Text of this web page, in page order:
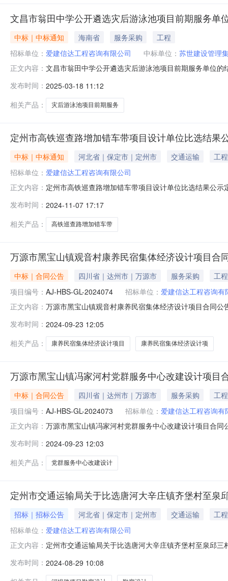
文昌市翁田中学公开遴选灾后游泳池项目前期服务单
中标｜中标通知 海南省 服务采购
工程
招标单位： 爱建信达工程咨询有限公司 中标单位： 苏世建设管理
正文内容： 文昌市翁田中学公开遴选灾后游泳池项目前期服务单位
员：张盼龙，杨文豹，陈玮，谢盛璋，黄广斌，张鹏监
15500942227。文昌市翁田中学2025年3
发布时间： 2025-03-18 11:12
相关产品：
灾后游泳池项目前期服务
定州市高铁巡查路增加错车带项目设计单位比选结果
中标｜中标通知 河北省｜保定市｜定州市 交通运输
工程
招标单位： 爱建信达工程咨询有限公司
正文内容： 定州市高铁巡查路增加错车带项目设计单位比选结果公
司、陕西交科工程技术咨询有限公司。通过对参选单位
发布时间： 2024-11-07 17:17
相关产品：
高铁巡查路增加错车带
万源市黑宝山镇观音村康养民宿集体经济设计项目合
中标｜合同公告 四川省｜达州市｜万源市 服务采购
工程
项目编号： AJ-HBS-GL-2024074 招标单位： 爱建信达工程咨询有
正文内容： 万源市黑宝山镇观音村康养民宿集体经济设计项目合同
宝山镇观音村合同编号：AJ-HBS-GL-2024074委托方:
方：爱建信达工
发布时间： 2024-09-23 12:05
相关产品：
康养民宿集体经济设计项目 康养民宿集体经济设计项
万源市黑宝山镇冯家河村党群服务中心改建设计项目
中标｜合同公告 四川省｜达州市｜万源市 服务采购
工程
项目编号： AJ-HBS-GL-2024073 招标单位： 爱建信达工程咨询有
正文内容： 万源市黑宝山镇冯家河村党群服务中心改建设计项目合
信达工程咨询有限公司委托方委托设计方承担万源市黑
第一条本合同签订依据1.1
发布时间： 2024-09-23 12:03
相关产品：
党群服务中心改建设计
定州市交通运输局关于比选唐河大辛庄镇齐堡村至
招标｜招标公告 河北省｜保定市｜定州市 交通运输
工程
招标单位： 爱建信达工程咨询有限公司
正文内容： 定州市交通运输局关于比选唐河大辛庄镇齐堡村至泉邱
束时报名单位有：盈创筑业工程科技有限公司、爱建信
司。特此公示。定州市交通运输局202
发布时间： 2024-08-29 10:08